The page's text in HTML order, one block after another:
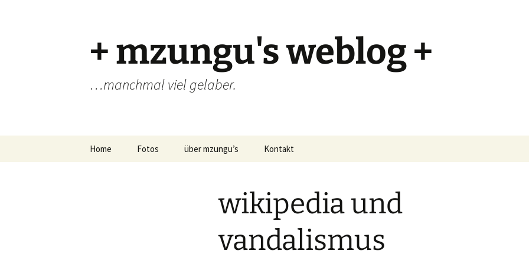
+ mzungu's weblog +
…manchmal viel gelaber.
Home Fotos über mzungu’s Kontakt
wikipedia und
vandalismus